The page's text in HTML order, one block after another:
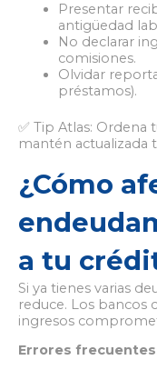
Presentar
antigüedad
No declarar
comisiones.
Olvidar
préstamos).
✅ Tip Atlas:
mantén actualizada
¿Cómo
a tu
Si ya tienes varias
reduce. Los bancos
ingresos
Errores